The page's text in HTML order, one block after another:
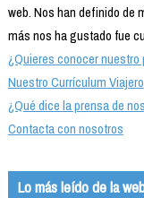
web. Nos han definido de
más nos ha gustado fue
¿Quieres conocer nuestro
Nuestro Currículum Viajero
¿Qué dice la prensa de
Contacta con nosotros
Lo más leído de la